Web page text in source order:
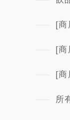
[商
[商
[商
所